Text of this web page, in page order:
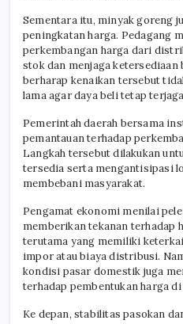
Sementara itu, minyak goreng
peningkatan harga. Pedagang
perkembangan harga dari
stok dan menjaga
berharap kenaikan tersebut
lama agar daya beli tetap
Pemerintah daerah bersama
pemantauan terhadap
Langkah tersebut dilakukan
tersedia serta mengantisipasi
membebani masyarakat.
Pengamat ekonomi menilai
memberikan tekanan terhadap
terutama yang memiliki
impor atau biaya distribusi.
kondisi pasar domestik juga
terhadap pembentukan harga
Ke depan, stabilitas pasokan